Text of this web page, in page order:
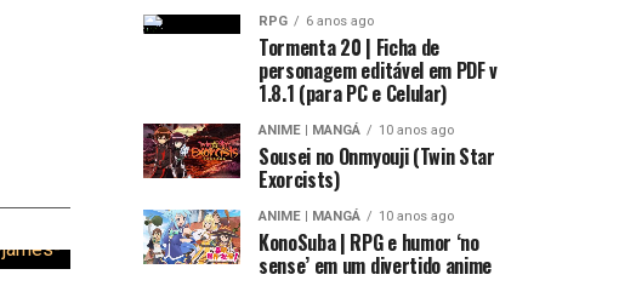
RPG 6 anos ago
Tormenta 20 | Ficha de
personagem editável em PDF v
1.8.1 (para PC e Celular)
ANIME | MANGÁ 10 anos ago
Sousei no Onmyouji (Twin Star
Exorcists)
ANIME | MANGÁ 10 anos ago
KonoSuba | RPG e humor ‘no
sense’ em um divertido anime